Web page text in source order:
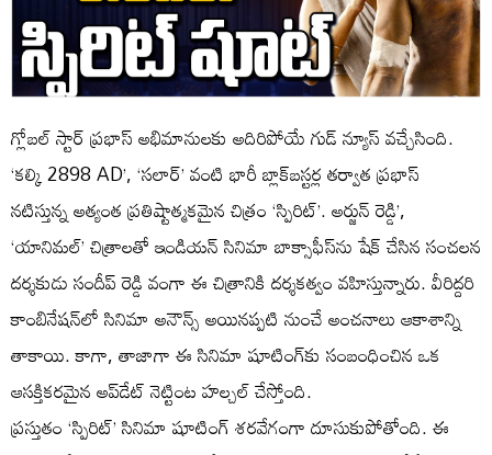
గ్లోబల్ స్టార్ ప్రభాస్ అభిమానులకు అదిరిపోయే గుడ్ న్యూస్ వచ్చేసింది.
‘కల్కి 2898 AD’, ‘సలార్’ వంటి భారీ బ్లాక్‌బస్టర్ల తర్వాత ప్రభాస్
నటిస్తున్న అత్యంత ప్రతిష్టాత్మకమైన చిత్రం ‘స్పిరిట్’. అర్జున్ రెడ్డి’,
‘యానిమల్’ చిత్రాలతో ఇండియన్ సినిమా బాక్సాఫీస్‌ను షేక్ చేసిన సంచలన
దర్శకుడు సందీప్ రెడ్డి వంగా ఈ చిత్రానికి దర్శకత్వం వహిస్తున్నారు. వీరిద్దరి
కాంబినేషన్‌లో సినిమా అనౌన్స్ అయినప్పటి నుంచే అంచనాలు ఆకాశాన్ని
తాకాయి. కాగా, తాజాగా ఈ సినిమా షూటింగ్‌కు సంబంధించిన ఒక
ఆసక్తికరమైన అప్‌డేట్ నెట్టింట హల్చల్ చేస్తోంది.
ప్రస్తుతం ‘స్పిరిట్’ సినిమా షూటింగ్ శరవేగంగా దూసుకుపోతోంది. ఈ